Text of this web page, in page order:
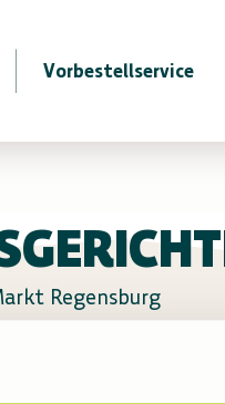
Vorbestellservice
Regensburg